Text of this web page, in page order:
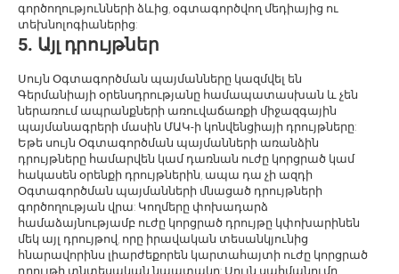
գործողությունների ձևից, օգտագործվող մեդիայից ու
տեխնոլոգիաներից:
5. Այլ դրույթներ
Սույն Օգտագործման պայմանները կազմվել են
Գերմանիայի օրենսդրությանը համապատասխան և չեն
ներառում ապրանքների առուվաճառքի միջազգային
պայմանագրերի մասին ՄԱԿ-ի կոնվենցիայի դրույթները:
Եթե սույն Օգտագործման պայմանների առանձին
դրույթները համարվեն կամ դառնան ուժը կորցրած կամ
հակասեն օրենքի դրույթներին, ապա դա չի ազդի
Օգտագործման պայմանների մնացած դրույթների
գործողության վրա: Կողմերը փոխադարձ
համաձայնությամբ ուժը կորցրած դրույթը կփոխարինեն
մեկ այլ դրույթով, որը իրավական տեսանկյունից
հնարավորինս լիարժեքորեն կարտահայտի ուժը կորցրած
դրույթի տնտեսական նպատակը: Սույն սահմանումը